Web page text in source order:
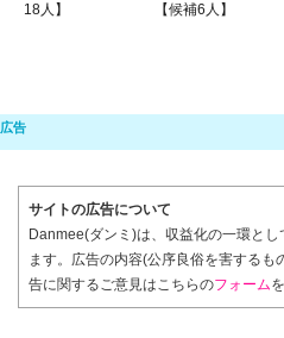
18人】
【候補6人】
サイトの広告について
Danmee(ダンミ)は、収益化の一環と
ます。広告の内容(公序良俗を害する
告に関するご意見はこちらのフォーム